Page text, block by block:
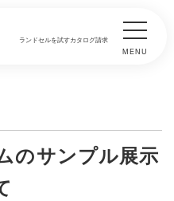
ランドセルを試すカタログ請求
MENU
のサンプル展示